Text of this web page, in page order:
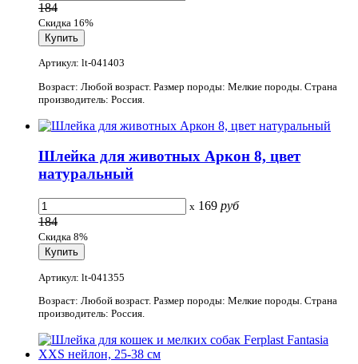
184
Скидка 16%
Артикул: lt-041403
Возраст: Любой возраст. Размер породы: Мелкие породы. Страна
производитель: Россия.
Шлейка для животных Аркон 8, цвет
натуральный
x 169 руб
184
Скидка 8%
Артикул: lt-041355
Возраст: Любой возраст. Размер породы: Мелкие породы. Страна
производитель: Россия.